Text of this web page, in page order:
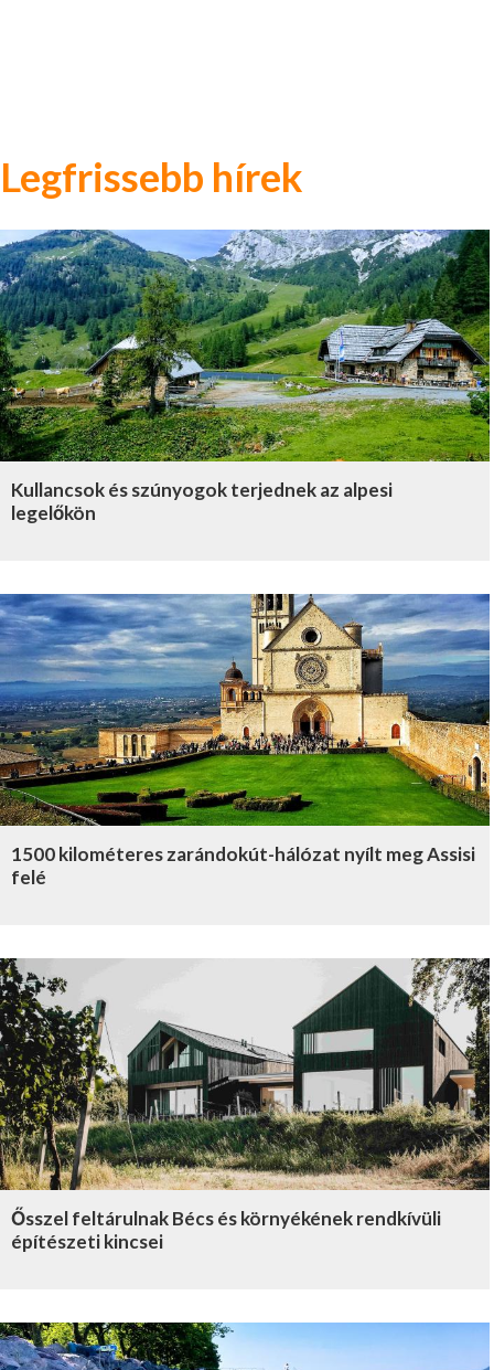
Legfrissebb hírek
Kullancsok és szúnyogok terjednek az alpesi
legelőkön
1500 kilométeres zarándokút-hálózat nyílt meg Assisi
felé
Ősszel feltárulnak Bécs és környékének rendkívüli
építészeti kincsei